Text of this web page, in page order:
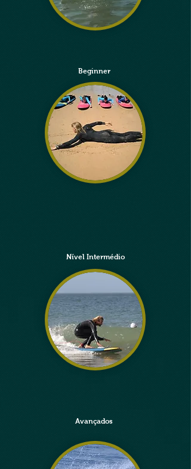
Beginner
Nível Intermédio
Avançados